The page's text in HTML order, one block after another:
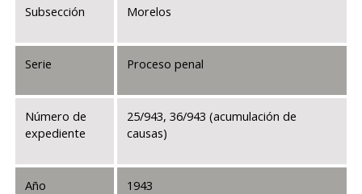
Subsección Morelos
Serie Proceso penal
Número de
expediente
25/943, 36/943 (acumulación de
causas)
Año 1943